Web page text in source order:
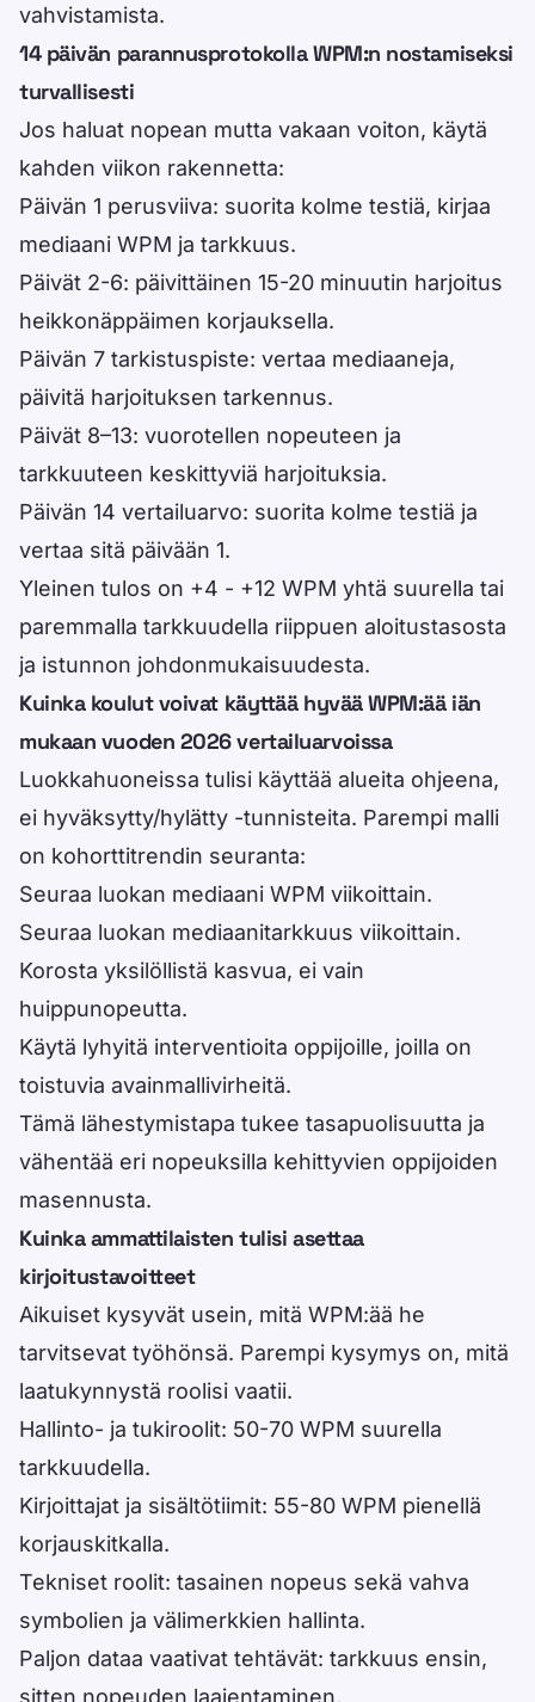
vahvistamista.
14 päivän parannusprotokolla WPM:n nostamiseksi
turvallisesti
Jos haluat nopean mutta vakaan voiton, käytä
kahden viikon rakennetta:
Päivän 1 perusviiva: suorita kolme testiä, kirjaa
mediaani WPM ja tarkkuus.
Päivät 2-6: päivittäinen 15-20 minuutin harjoitus
heikkonäppäimen korjauksella.
Päivän 7 tarkistuspiste: vertaa mediaaneja,
päivitä harjoituksen tarkennus.
Päivät 8–13: vuorotellen nopeuteen ja
tarkkuuteen keskittyviä harjoituksia.
Päivän 14 vertailuarvo: suorita kolme testiä ja
vertaa sitä päivään 1.
Yleinen tulos on +4 - +12 WPM yhtä suurella tai
paremmalla tarkkuudella riippuen aloitustasosta
ja istunnon johdonmukaisuudesta.
Kuinka koulut voivat käyttää hyvää WPM:ää iän
mukaan vuoden 2026 vertailuarvoissa
Luokkahuoneissa tulisi käyttää alueita ohjeena,
ei hyväksytty/hylätty -tunnisteita. Parempi malli
on kohorttitrendin seuranta:
Seuraa luokan mediaani WPM viikoittain.
Seuraa luokan mediaanitarkkuus viikoittain.
Korosta yksilöllistä kasvua, ei vain
huippunopeutta.
Käytä lyhyitä interventioita oppijoille, joilla on
toistuvia avainmallivirheitä.
Tämä lähestymistapa tukee tasapuolisuutta ja
vähentää eri nopeuksilla kehittyvien oppijoiden
masennusta.
Kuinka ammattilaisten tulisi asettaa
kirjoitustavoitteet
Aikuiset kysyvät usein, mitä WPM:ää he
tarvitsevat työhönsä. Parempi kysymys on, mitä
laatukynnystä roolisi vaatii.
Hallinto- ja tukiroolit: 50-70 WPM suurella
tarkkuudella.
Kirjoittajat ja sisältötiimit: 55-80 WPM pienellä
korjauskitkalla.
Tekniset roolit: tasainen nopeus sekä vahva
symbolien ja välimerkkien hallinta.
Paljon dataa vaativat tehtävät: tarkkuus ensin,